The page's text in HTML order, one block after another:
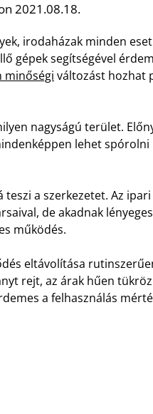
2021.08.18.
irodaházak minden
gépek segítségével
minőségi változást hozhat
nagyságú terület.
lehet spórolni
a szerkezetet. Az
de akadnak
működés.
eltávolítása
rejt, az árak hűen
a felhasználás